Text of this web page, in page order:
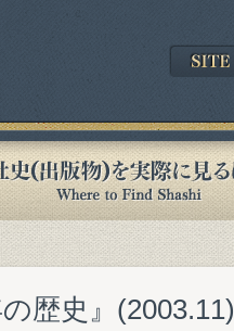
歴史』(2003.11)